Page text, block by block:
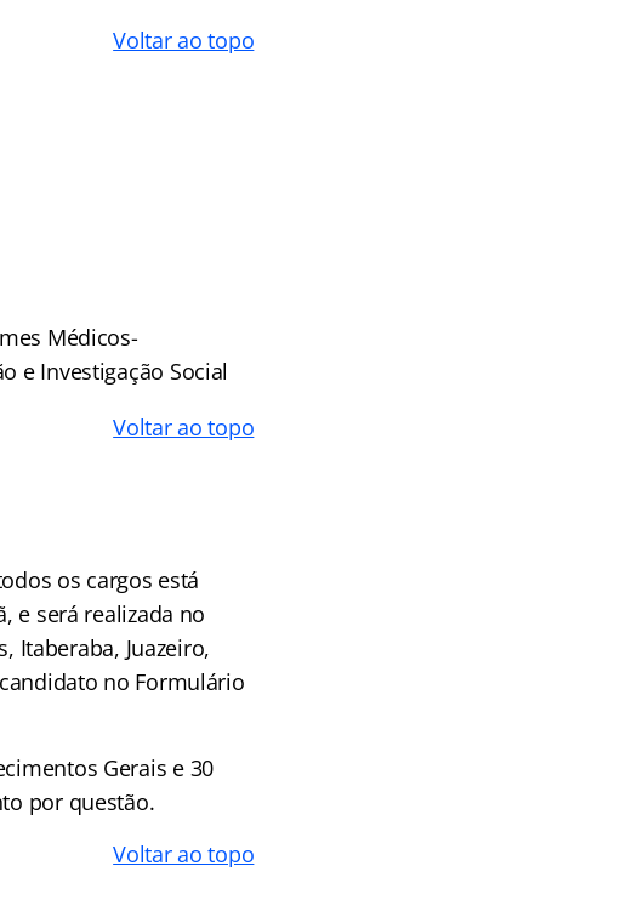
Voltar ao topo
Médicos-
e Investigação Social
Voltar ao topo
os cargos está
e será realizada no
Itaberaba, Juazeiro,
no Formulário
Gerais e 30
por questão.
Voltar ao topo